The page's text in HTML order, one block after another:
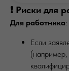
❗ Риски для
Для работника:
Если
(например,